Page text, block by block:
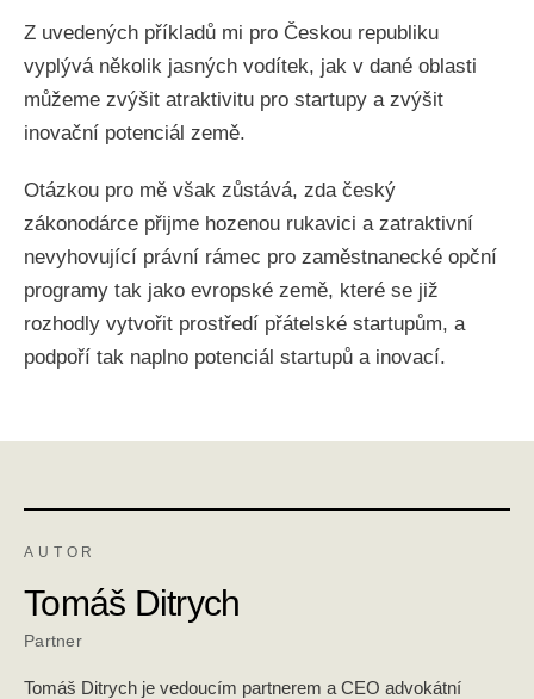
Z uvedených příkladů mi pro Českou republiku
vyplývá několik jasných vodítek, jak v dané oblasti
můžeme zvýšit atraktivitu pro startupy a zvýšit
inovační potenciál země.
Otázkou pro mě však zůstává, zda český
zákonodárce přijme hozenou rukavici a zatraktivní
nevyhovující právní rámec pro zaměstnanecké opční
programy tak jako evropské země, které se již
rozhodly vytvořit prostředí přátelské startupům, a
podpoří tak naplno potenciál startupů a inovací.
AUTOR
Tomáš Ditrych
Partner
Tomáš Ditrych je vedoucím partnerem a CEO advokátní